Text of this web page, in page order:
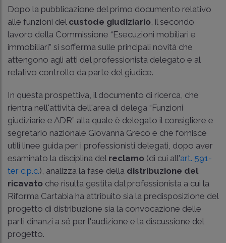
Dopo la pubblicazione del primo documento relativo
alle funzioni del custode giudiziario , il secondo
lavoro della Commissione “Esecuzioni mobiliari e
immobiliari” si sofferma sulle principali novità che
attengono agli atti del professionista delegato e al
relativo controllo da parte del giudice.
In questa prospettiva, il documento di ricerca, che
rientra nell'attività dell'area di delega “Funzioni
giudiziarie e ADR” alla quale è delegato il consigliere e
segretario nazionale Giovanna Greco e che fornisce
utili linee guida per i professionisti delegati, dopo aver
esaminato la disciplina del reclamo (di cui all'art. 591-
ter c.p.c.), analizza la fase della distribuzione del
ricavato che risulta gestita dal professionista a cui la
Riforma Cartabia ha attribuito sia la predisposizione del
progetto di distribuzione sia la convocazione delle
parti dinanzi a sé per l'audizione e la discussione del
progetto.